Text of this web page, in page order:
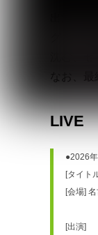
なお、
LIVE
●2026
[タイト
[会場]
[出演]